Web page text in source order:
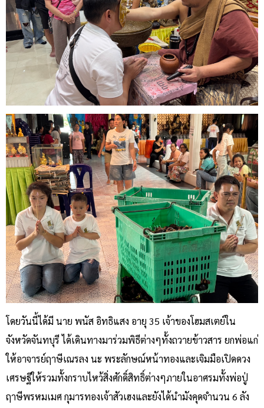
โดยวันนี้ได้มี นาย พนัส อิทธิแสง อายุ 35 เจ้าของโฮมสเตย์ใน
จังหวัดจันทบุรี ได้เดินทางมาร่วมพิธีต่างๆทั้งถวายข้าวสาร ยกพ่อแก่
ให้อาจารย์ฤาษีเณรลง นะ พระลักษณ์หน้าทองและเจิมมือเปิดดวง
เศรษฐีให้รวมทั้งกราบไหว้สิ่งศักดิ์สิทธิ์ต่างๆภายในอาศรมทั้งพ่อปู่
ฤาษีพรหมเมศ กุมารทองเจ้าสัวเฮงและยังได้นำมังคุดจำนวน 6 ลัง